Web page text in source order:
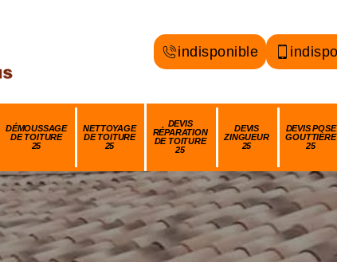
DÉMOUSSAGE
DE TOITURE
25
NETTOYAGE
DE TOITURE
25
DEVIS
RÉPARATION
DE TOITURE
25
DEVIS
ZINGUEUR
25
DEVIS POSE
GOUTTIÈRE
25